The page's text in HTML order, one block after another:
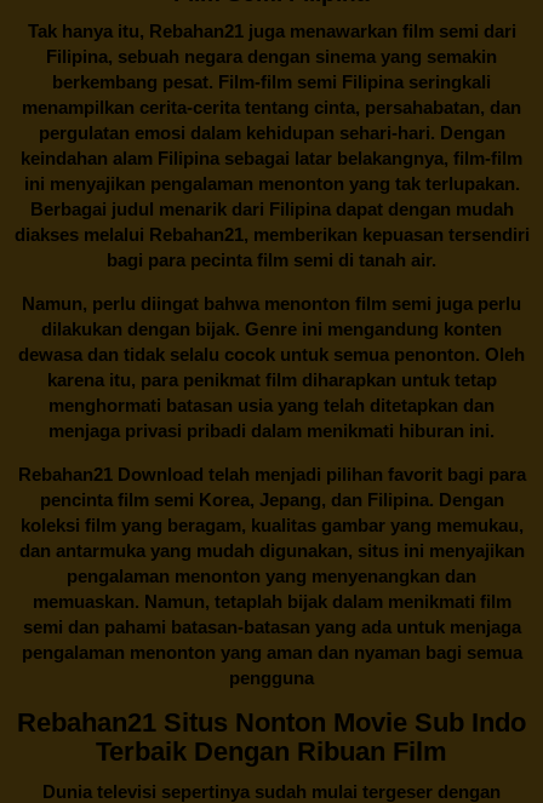
Tak hanya itu, Rebahan21juga menawarkan film semi dari
Filipina, sebuah negara dengan sinema yang semakin
berkembang pesat. Film-film semi Filipina seringkali
menampilkan cerita-cerita tentang cinta, persahabatan, dan
pergulatan emosi dalam kehidupan sehari-hari. Dengan
keindahan alam Filipina sebagai latar belakangnya, film-film
ini menyajikan pengalaman menonton yang tak terlupakan.
Berbagai judul menarik dari Filipina dapat dengan mudah
diakses melalui Rebahan21, memberikan kepuasan tersendiri
bagi para pecinta film semi di tanah air.
Namun, perlu diingat bahwa menonton film semi juga perlu
dilakukan dengan bijak. Genre ini mengandung konten
dewasa dan tidak selalu cocok untuk semua penonton. Oleh
karena itu, para penikmat film diharapkan untuk tetap
menghormati batasan usia yang telah ditetapkan dan
menjaga privasi pribadi dalam menikmati hiburan ini.
Rebahan21Download telah menjadi pilihan favorit bagi para
pencinta film semi Korea, Jepang, dan Filipina. Dengan
koleksi film yang beragam, kualitas gambar yang memukau,
dan antarmuka yang mudah digunakan, situs ini menyajikan
pengalaman menonton yang menyenangkan dan
memuaskan. Namun, tetaplah bijak dalam menikmati film
semi dan pahami batasan-batasan yang ada untuk menjaga
pengalaman menonton yang aman dan nyaman bagi semua
pengguna
Rebahan21 Situs Nonton Movie Sub Indo
Terbaik Dengan Ribuan Film
Dunia televisi sepertinya sudah mulai tergeser dengan